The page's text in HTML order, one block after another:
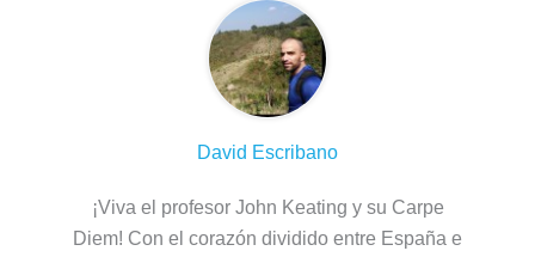
David Escribano
¡Viva el profesor John Keating y su Carpe
Diem! Con el corazón dividido entre España e